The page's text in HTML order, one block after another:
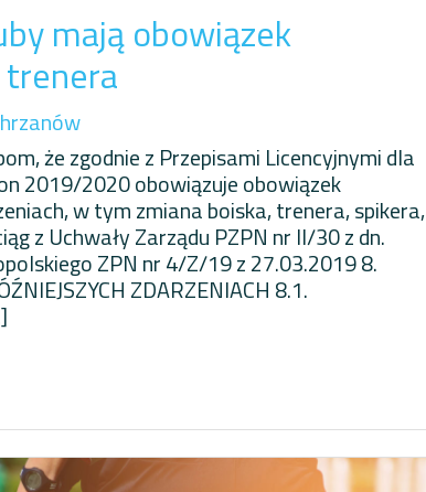
mają obowiązek
że zgodnie z Przepisami Licencyjnymi dla
2019/2020 obowiązuje obowiązek
w tym zmiana boiska, trenera, spikera,
z Uchwały Zarządu PZPN nr II/30 z dn.
ZPN nr 4/Z/19 z 27.03.2019 8.
ZDARZENIACH 8.1.